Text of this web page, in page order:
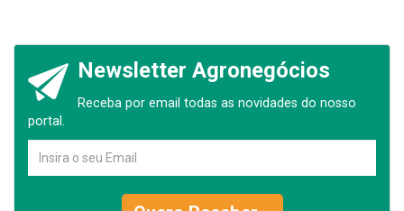
Newsletter Agronegócios
Receba por email todas as novidades do nosso
portal.